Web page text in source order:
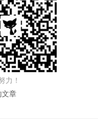
力！
文章